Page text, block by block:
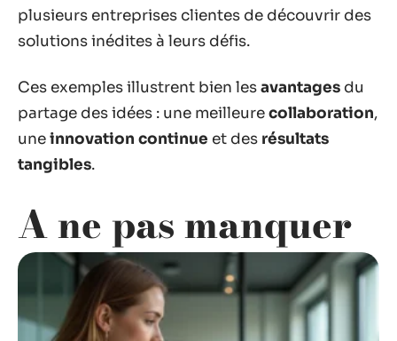
plusieurs entreprises clientes de découvrir des
solutions inédites à leurs défis.
Ces exemples illustrent bien lesavantages du
partage des idées : une meilleurecollaboration,
uneinnovation continue et des résultats
tangibles.
A ne pas manquer